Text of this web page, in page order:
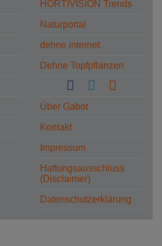
HORTIVISION Trends
Naturportal
dehne internet
Dehne Topfpflanzen
Über Gabot
Kontakt
Impressum
Haftungsausschluss
(Disclaimer)
Datenschutzerklärung